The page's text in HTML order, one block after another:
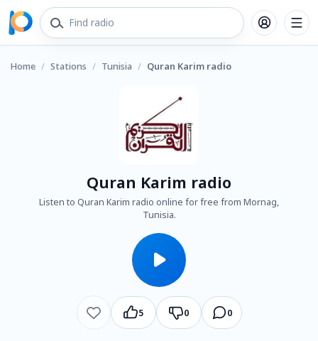
Home / Stations / Tunisia / Quran Karim radio
Quran Karim radio
Listen to Quran Karim radio online for free from Mornag,
Tunisia.
5 0 0